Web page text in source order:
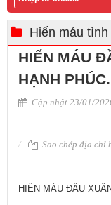
Hiến máu tình
HIẾN MÁU
HẠNH PHÚC.
Cập nhật 23/01/
Sao chép địa chỉ
HIẾN MÁU ĐẦU